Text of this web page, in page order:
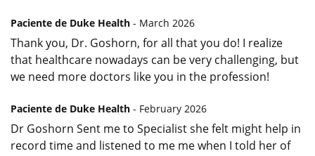
Paciente de Duke Health - March 2026
Thank you, Dr. Goshorn, for all that you do! I realize
that healthcare nowadays can be very challenging, but
we need more doctors like you in the profession!
Paciente de Duke Health - February 2026
Dr Goshorn Sent me to Specialist she felt might help in
record time and listened to me me when I told her of